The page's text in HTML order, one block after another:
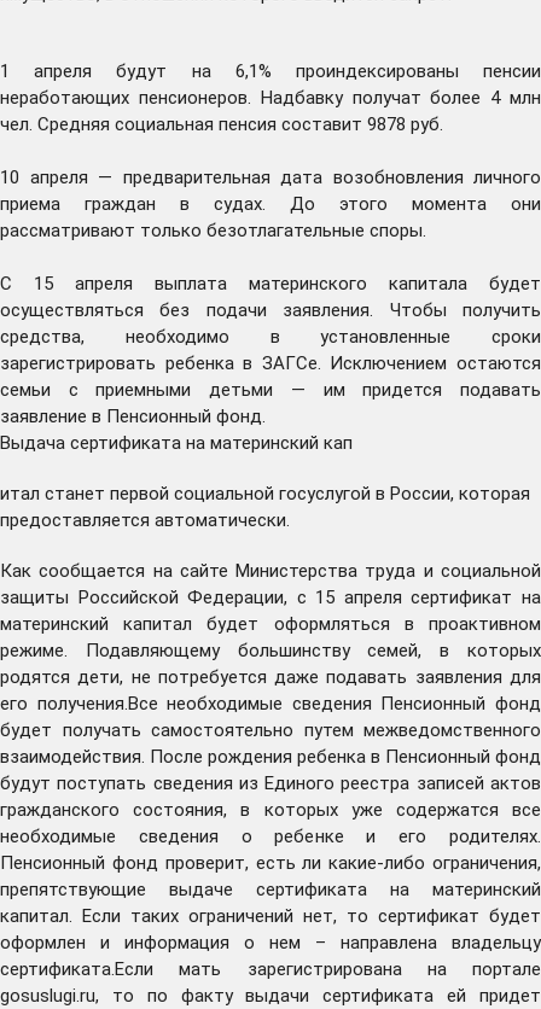
1 апреля будут на 6,1% проиндексированы пенсии
неработающих пенсионеров. Надбавку получат более 4 млн
чел. Средняя социальная пенсия составит 9878 руб.
10 апреля — предварительная дата возобновления личного
приема граждан в судах. До этого момента они
рассматривают только безотлагательные споры.
С 15 апреля выплата материнского капитала будет
осуществляться без подачи заявления. Чтобы получить
средства, необходимо в установленные сроки
зарегистрировать ребенка в ЗАГСе. Исключением остаются
семьи с приемными детьми — им придется подавать
заявление в Пенсионный фонд.
Выдача сертификата на материнский кап
итал станет первой социальной госуслугой в России, которая
предоставляется автоматически.
Как сообщается на сайте Министерства труда и социальной
защиты Российской Федерации, с 15 апреля сертификат на
материнский капитал будет оформляться в проактивном
режиме. Подавляющему большинству семей, в которых
родятся дети, не потребуется даже подавать заявления для
его получения.Все необходимые сведения Пенсионный фонд
будет получать самостоятельно путем межведомственного
взаимодействия. После рождения ребенка в Пенсионный фонд
будут поступать сведения из Единого реестра записей актов
гражданского состояния, в которых уже содержатся все
необходимые сведения о ребенке и его родителях.
Пенсионный фонд проверит, есть ли какие-либо ограничения,
препятствующие выдаче сертификата на материнский
капитал. Если таких ограничений нет, то сертификат будет
оформлен и информация о нем – направлена владельцу
сертификата.Если мать зарегистрирована на портале
gosuslugi.ru, то по факту выдачи сертификата ей придет